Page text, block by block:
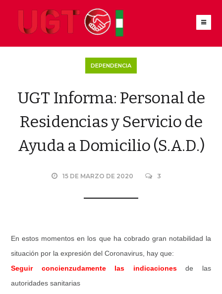
DEPENDENCIA
UGT Informa: Personal de
Residencias y Servicio de
Ayuda a Domicilio (S.A.D.)
15 DE MARZO DE 2020 3
En estos momentos en los que ha cobrado gran notabilidad la
situación por la expresión del Coronavirus, hay que:
Seguir concienzudamente las indicacionesde las
autoridades sanitarias